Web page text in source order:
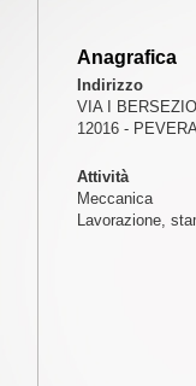
Anagrafica
Indirizzo
VIA I
12016 -
Attività
Meccanica
Lavorazione,